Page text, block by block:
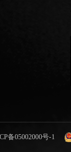
备05002000号-1